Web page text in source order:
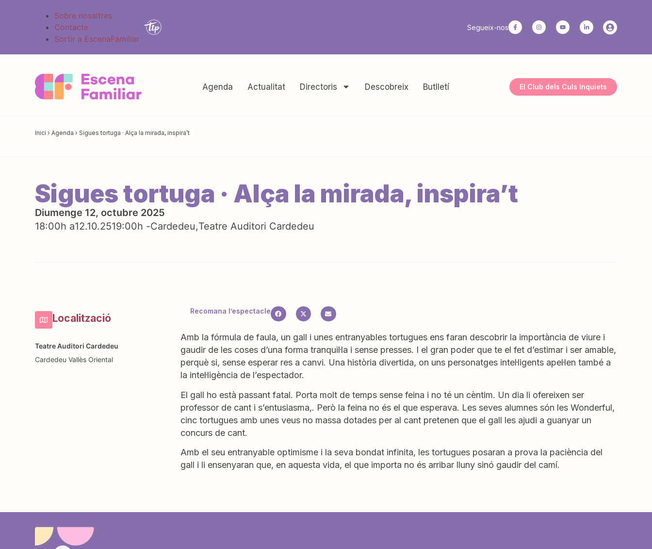
Sobre nosaltres
Contacte
Sortir a EscenaFamiliar
Segueix-nos
Agenda Actualitat Directoris Descobreix Butlletí El Club dels Culs Inquiets
Inici › Agenda › Sigues tortuga · Alça la mirada, inspira’t
Sigues tortuga · Alça la mirada, inspira’t
Diumenge 12, octubre 2025
18:00h a12.10.2519:00h -Cardedeu Teatre Auditori Cardedeu
Localització
Teatre Auditori Cardedeu
Cardedeu Vallès Oriental
Recomana l’espectacle
Amb la fórmula de faula, un gall i unes entranyables tortugues ens faran descobrir la importància de viure i
gaudir de les coses d’una forma tranquil·la i sense presses. I el gran poder que te el fet d’estimar i ser amable,
perquè si, sense esperar res a canvi. Una història divertida, on uns personatges intel·ligents apel·len també a
la intel·ligència de l’espectador.
El gall ho està passant fatal. Porta molt de temps sense feina i no té un cèntim. Un dia li ofereixen ser
professor de cant i s’entusiasma,. Però la feina no és el que esperava. Les seves alumnes són les Wonderful,
cinc tortugues amb unes veus no massa dotades per al cant pretenen que el gall les ajudi a guanyar un
concurs de cant.
Amb el seu entranyable optimisme i la seva bondat infinita, les tortugues posaran a prova la paciència del
gall i li ensenyaran que, en aquesta vida, el que importa no és arribar lluny sinó gaudir del camí.